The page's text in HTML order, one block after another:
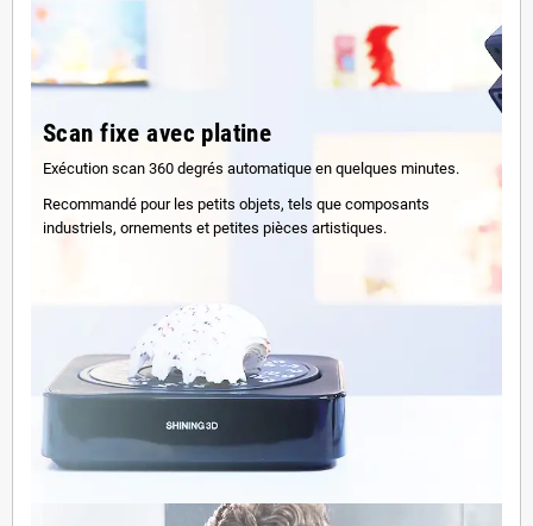
Scan fixe avec platine
Exécution scan 360 degrés automatique en quelques minutes.
Recommandé pour les petits objets, tels que composants
industriels, ornements et petites pièces artistiques.